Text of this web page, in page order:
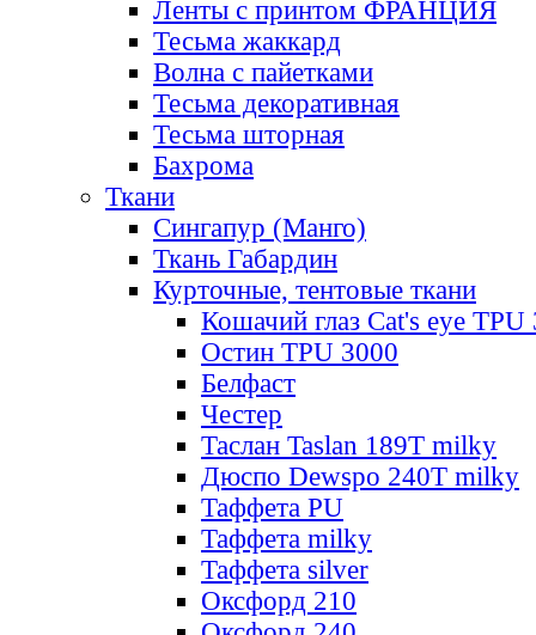
Ленты с принтом ФРАНЦИЯ
Тесьма жаккард
Волна с пайетками
Тесьма декоративная
Тесьма шторная
Бахрома
Ткани
Сингапур (Манго)
Ткань Габардин
Курточные, тентовые ткани
Кошачий глаз Cat's eye TPU
Остин TPU 3000
Белфаст
Честер
Таслан Taslan 189T milky
Дюспо Dewspo 240T milky
Таффета PU
Таффета milky
Таффета silver
Оксфорд 210